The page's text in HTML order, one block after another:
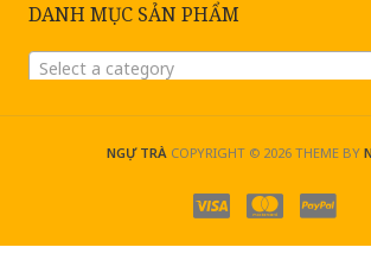
DANH MỤC SẢN PHẨM
Select a category
NGỰ TRÀCOPYRIGHT © 2026 THEME BY